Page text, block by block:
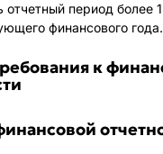
отчетный период более
финансового года.
к